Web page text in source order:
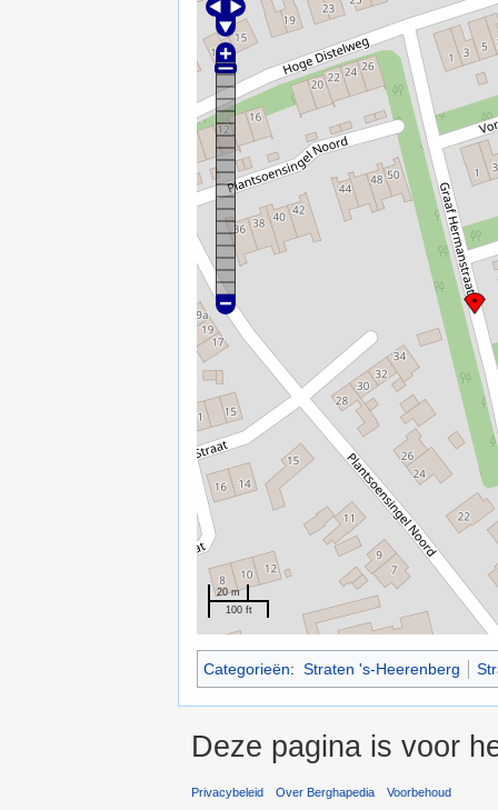
20 m
100 ft
Categorieën: Straten 's-Heerenberg
Deze pagina is voor
Privacybeleid Over Berghapedia Voorbehoud